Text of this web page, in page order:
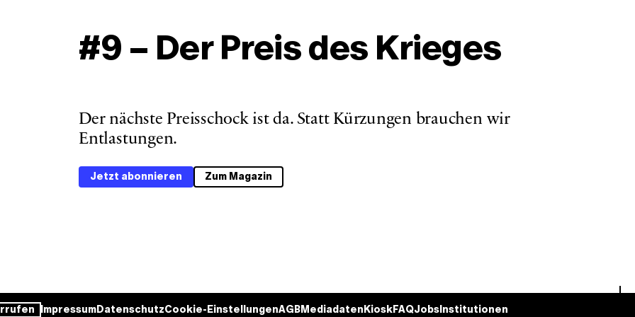
#9 – Der Preis des Krieges
Der nächste Preisschock ist da. Statt Kürzungen brauchen wir
Entlastungen.
Jetzt abonnieren Zum Magazin
ImpressumDatenschutzCookie-EinstellungenAGBMediadaten KioskFAQJobs Institutionen